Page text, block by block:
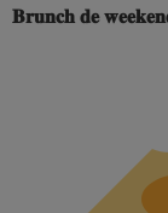
𝐁𝐫𝐮𝐧𝐜𝐡 𝐝𝐞